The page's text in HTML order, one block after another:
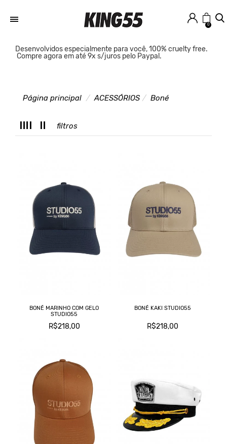
0
Desenvolvidos especialmente para você, 100% cruelty free.
Compre agora em até 9x s/juros pelo Paypal.
Página principal ACESSÓRIOS Boné
filtros
BONÉ MARINHO COM GELO
STUDIO55
R$218,00
BONÉ KAKI STUDIO55
R$218,00